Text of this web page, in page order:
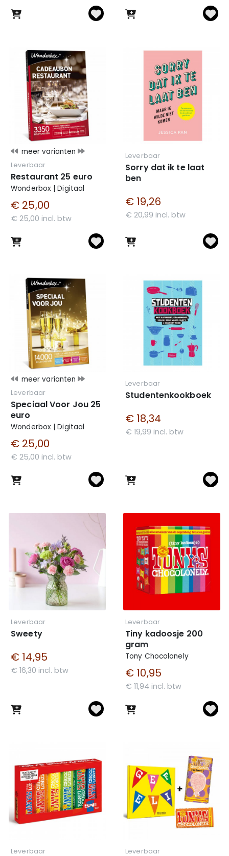
meer varianten
Leverbaar
Restaurant 25 euro
Wonderbox | Digitaal
€ 25,00
€ 25,00 incl. btw
Leverbaar
Sorry dat ik te laat
ben
€ 19,26
€ 20,99 incl. btw
meer varianten
Leverbaar
Speciaal Voor Jou 25
euro
Wonderbox | Digitaal
€ 25,00
€ 25,00 incl. btw
Leverbaar
Studentenkookboek
€ 18,34
€ 19,99 incl. btw
Leverbaar
Sweety
€ 14,95
€ 16,30 incl. btw
Leverbaar
Tiny kadoosje 200
gram
Tony Chocolonely
€ 10,95
€ 11,94 incl. btw
Leverbaar Leverbaar